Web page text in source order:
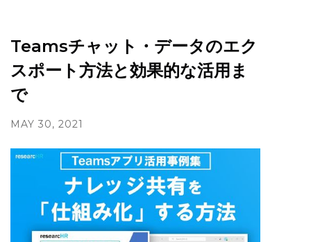
Teamsチャット・データのエク
スポート方法と効果的な活用ま
で
MAY 30, 2021